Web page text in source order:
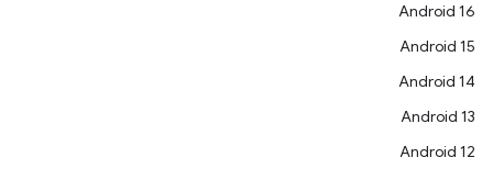
Android 16
Android 15
Android 14
Android 13
Android 12